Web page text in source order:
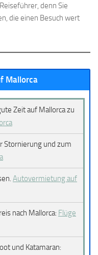
denn Sie
die einen Besuch wert
Mallorca
Zeit auf Mallorca zu
Stornierung und zum
Autovermietung auf
nach Mallorca: Flüge
und Katamaran: